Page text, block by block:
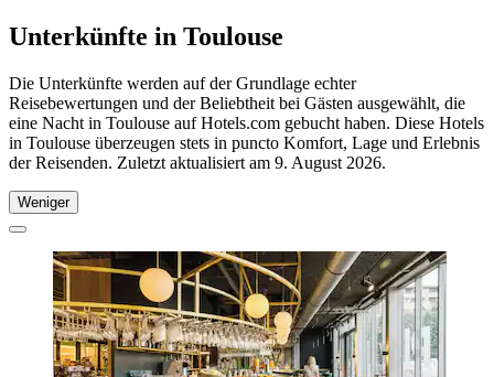
Unterkünfte in Toulouse
Die Unterkünfte werden auf der Grundlage echter
Reisebewertungen und der Beliebtheit bei Gästen ausgewählt, die
eine Nacht in Toulouse auf Hotels.com gebucht haben. Diese Hotels
in Toulouse überzeugen stets in puncto Komfort, Lage und Erlebnis
der Reisenden. Zuletzt aktualisiert am 9. August 2026.
Weniger